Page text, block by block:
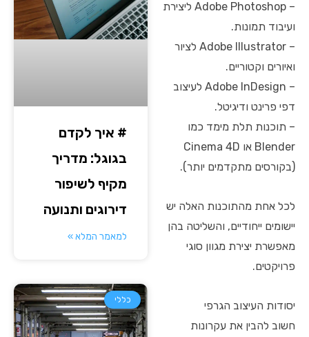
– Adobe Photoshop ליצירת
ועיבוד תמונות.
– Adobe Illustrator לציור
ואיורים וקטוריים.
– Adobe InDesign לעיצוב
דפי פרינט ודיגיטל.
– תוכנות תלת מימד כמו
Blender או Cinema 4D
(בקורסים מתקדמים יותר).
לכל אחת מהתוכנות האלה יש
יישומים ייחודיים, והשליטה בהן
מאפשרת יצירת מגוון סוגי
פרויקטים.
יסודות העיצוב הגרפי
חשוב להבין את עקרונות
# איך לקדם
בגוגל: מדריך
מקיף לשיפור
דירוגים ותנועה
למאמר המלא »
כללי